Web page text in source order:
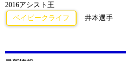
2016アシスト王
ベイビークライフ
井本選手